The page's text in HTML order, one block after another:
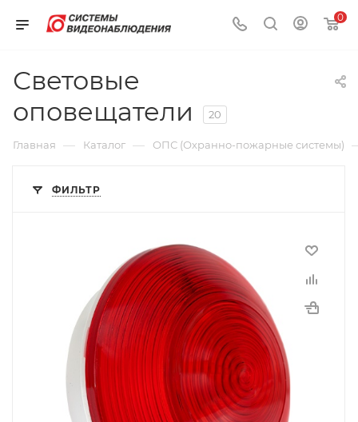
0
Световые
оповещатели
20
Главная — Каталог — ОПС (Охранно-пожарные системы)
ФИЛЬТР